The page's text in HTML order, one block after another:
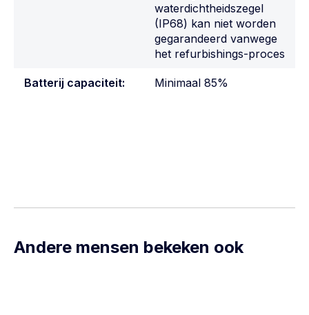
waterdichtheidszegel
(IP68) kan niet worden
gegarandeerd vanwege
het refurbishings-proces
Batterij capaciteit: Minimaal 85%
Andere mensen bekeken ook